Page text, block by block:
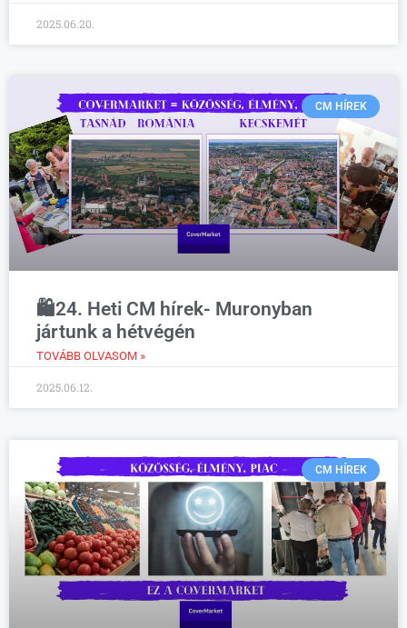
2025.06.20.
CM HÍREK
🛍️24. Heti CM hírek- Muronyban
jártunk a hétvégén
TOVÁBB OLVASOM »
2025.06.12.
CM HÍREK